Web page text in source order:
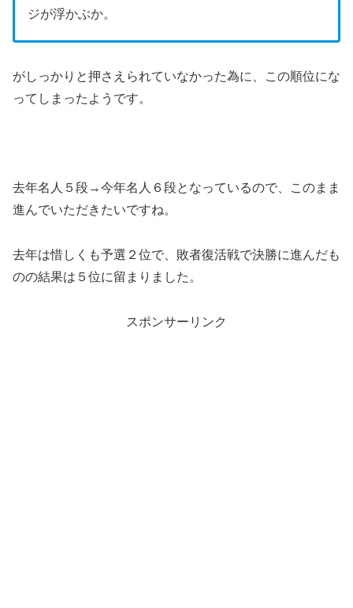
ジが浮かぶか。
がしっかりと押さえられていなかった為に、この順位にな
ってしまったようです。
去年名人５段→今年名人６段となっているので、このまま
進んでいただきたいですね。
去年は惜しくも予選２位で、敗者復活戦で決勝に進んだも
のの結果は５位に留まりました。
スポンサーリンク